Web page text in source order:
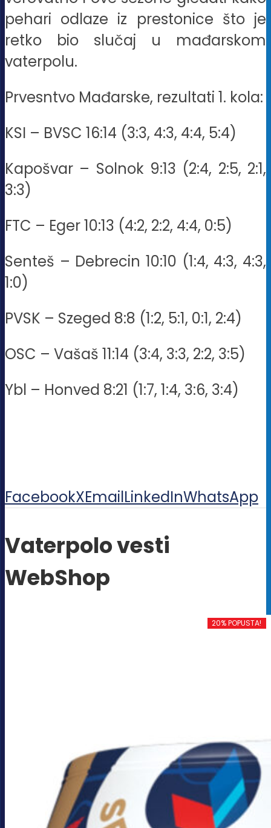
pehari odlaze iz prestonice što je
retko bio slučaj u mađarskom
vaterpolu.
Prvesntvo Mađarske, rezultati 1. kola:
KSI – BVSC 16:14 (3:3, 4:3, 4:4, 5:4)
Kapošvar – Solnok 9:13 (2:4, 2:5, 2:1,
3:3)
FTC – Eger 10:13 (4:2, 2:2, 4:4, 0:5)
Senteš – Debrecin 10:10 (1:4, 4:3, 4:3,
1:0)
PVSK – Szeged 8:8 (1:2, 5:1, 0:1, 2:4)
OSC – Vašaš 11:14 (3:4, 3:3, 2:2, 3:5)
Ybl – Honved 8:21 (1:7, 1:4, 3:6, 3:4)
FacebookXEmailLinkedInWhatsApp
Vaterpolo vesti
WebShop
20% POPUSTA!